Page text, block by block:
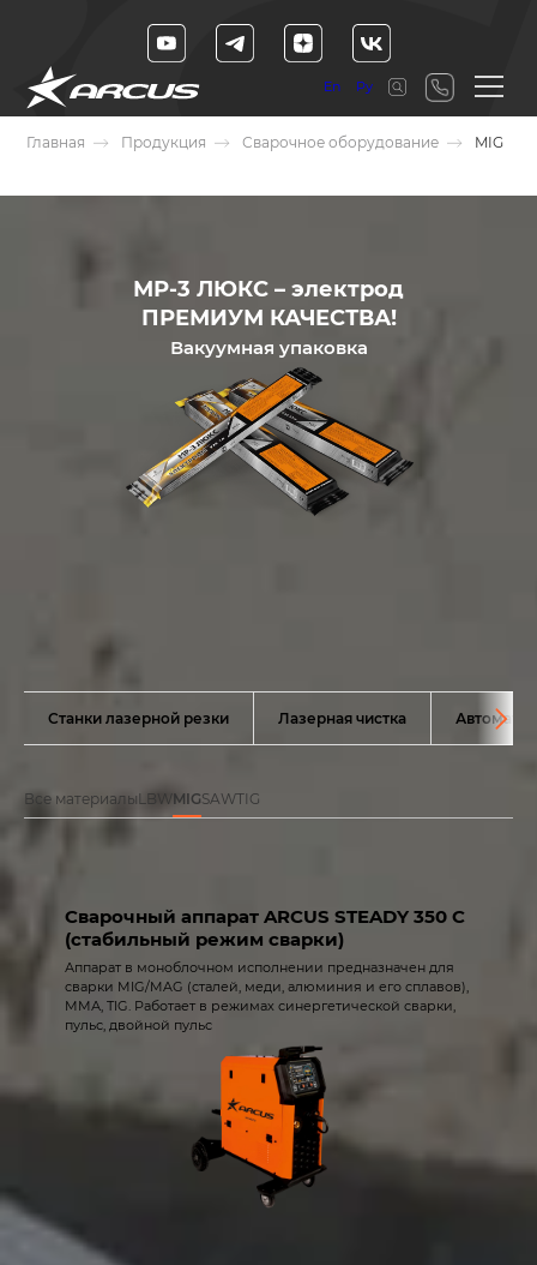
En Ру
Главная Продукция Сварочное оборудование MIG
МР-3 ЛЮКС – электрод
ПРЕМИУМ КАЧЕСТВА!
Вакуумная упаковка
Станки лазерной резки Лазерная чистка
Все материалыLBWMIGSAWTIG
Сварочный аппарат ARCUS STEADY 350 C
(стабильный режим сварки)
Аппарат в моноблочном исполнении предназначен для
сварки MIG/MAG (сталей, меди, алюминия и его сплавов),
ММА, TIG. Работает в режимах синергетической сварки,
пульс, двойной пульс